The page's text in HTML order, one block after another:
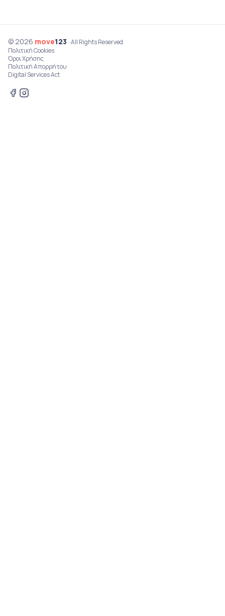
© 2026 move123 · All Rights Reserved
Πολιτική Cookies
Όροι Χρήσης
Πολιτική Απορρήτου
Digital Services Act